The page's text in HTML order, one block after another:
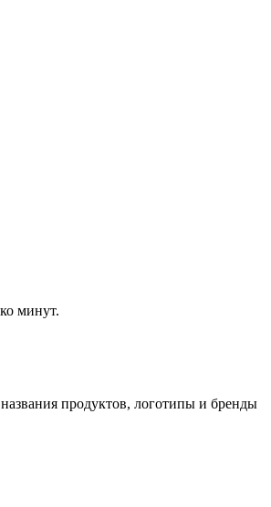
минут.
продуктов, логотипы и бренды